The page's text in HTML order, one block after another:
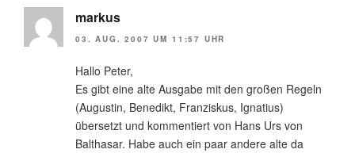
markus
03. AUG. 2007 UM 11:57 UHR
Hallo Peter,
Es gibt eine alte Ausgabe mit den großen Regeln
(Augustin, Benedikt, Franziskus, Ignatius)
übersetzt und kommentiert von Hans Urs von
Balthasar. Habe auch ein paar andere alte da